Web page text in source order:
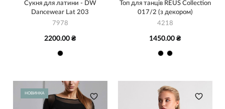
Сукня для латини - DW
Dancewear Lat 203
7978
2200.00 ₴
Топ для танців REUS Collection
017/2 (з декором)
4218
1450.00 ₴
НОВИНКА